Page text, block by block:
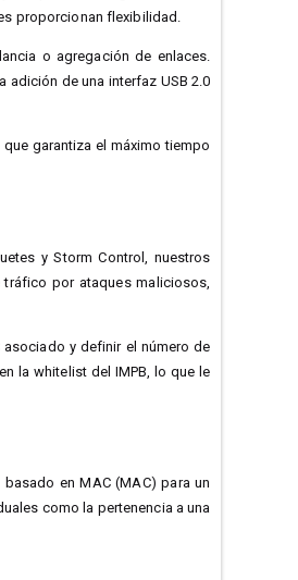
proporcionan flexibilidad.
o agregación de enlaces.
adición de una interfaz USB 2.0
garantiza el máximo tiempo
y Storm Control, nuestros
por ataques maliciosos,
y definir el número de
la whitelist del IMPB, lo que le
en MAC (MAC) para un
como la pertenencia a una